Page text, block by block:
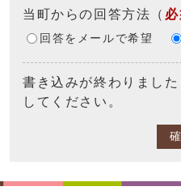
当町からの回答方法 （
回答をメールで希望
書き込みが終わりまし
してください。